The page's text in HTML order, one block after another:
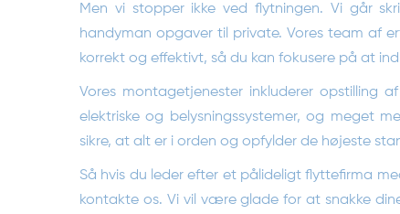
Men vi stopper ikke ved flytningen. Vi går
handyman opgaver til private. Vores team af
korrekt og effektivt, så du kan fokusere på at
Vores montagetjenester inkluderer opstilling
elektriske og belysningssystemer, og meget
sikre, at alt er i orden og opfylder de højeste
Så hvis du leder efter et pålideligt flyttefirma
kontakte os. Vi vil være glade for at snakke